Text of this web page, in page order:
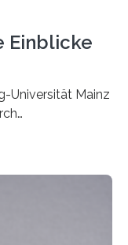
Einblicke
Universität Mainz
Wo
sich durch
Jun.-Prof. Dr.
an der